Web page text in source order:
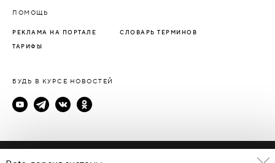
ПОМОЩЬ
РЕКЛАМА НА ПОРТАЛЕ СЛОВАРЬ ТЕРМИНОВ
ТАРИФЫ
БУДЬ В КУРСЕ НОВОСТЕЙ
Политика конфиденциальности